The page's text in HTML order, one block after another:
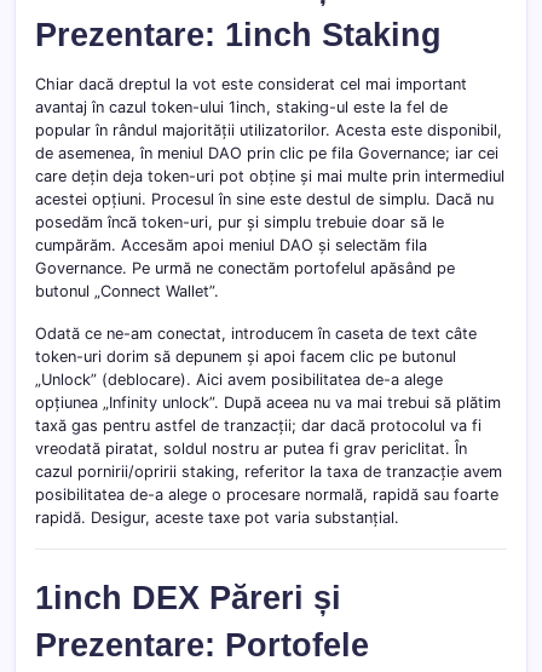
Prezentare: 1inch Staking
Chiar dacă dreptul la vot este considerat cel mai important
avantaj în cazul token-ului 1inch, staking-ul este la fel de
popular în rândul majorității utilizatorilor. Acesta este disponibil,
de asemenea, în meniul DAO prin clic pe fila Governance; iar cei
care dețin deja token-uri pot obține și mai multe prin intermediul
acestei opțiuni. Procesul în sine este destul de simplu. Dacă nu
posedăm încă token-uri, pur și simplu trebuie doar să le
cumpărăm. Accesăm apoi meniul DAO și selectăm fila
Governance. Pe urmă ne conectăm portofelul apăsând pe
butonul „Connect Wallet”.
Odată ce ne-am conectat, introducem în caseta de text câte
token-uri dorim să depunem și apoi facem clic pe butonul
„Unlock” (deblocare). Aici avem posibilitatea de-a alege
opțiunea „Infinity unlock”. După aceea nu va mai trebui să plătim
taxă gas pentru astfel de tranzacții; dar dacă protocolul va fi
vreodată piratat, soldul nostru ar putea fi grav periclitat. În
cazul pornirii/opririi staking, referitor la taxa de tranzacție avem
posibilitatea de-a alege o procesare normală, rapidă sau foarte
rapidă. Desigur, aceste taxe pot varia substanțial.
1inch DEX Păreri și
Prezentare: Portofele